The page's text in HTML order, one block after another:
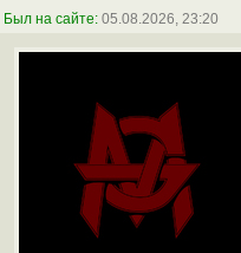
Был на сайте: 05.08.2026, 23:20